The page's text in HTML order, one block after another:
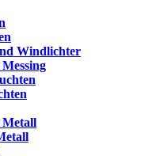
Windlichter
Metall